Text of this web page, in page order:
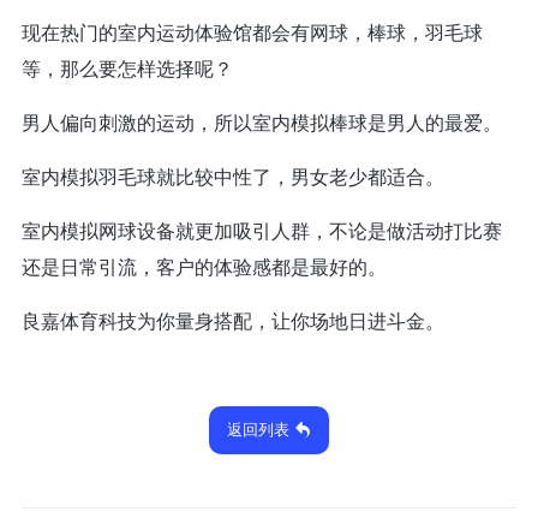
现在热门的室内运动体验馆都会有网球，棒球，羽毛球
等，那么要怎样选择呢？
男人偏向刺激的运动，所以室内模拟棒球是男人的最爱。
室内模拟羽毛球就比较中性了，男女老少都适合。
室内模拟网球设备就更加吸引人群，不论是做活动打比赛
还是日常引流，客户的体验感都是最好的。
良嘉体育科技为你量身搭配，让你场地日进斗金。
返回列表